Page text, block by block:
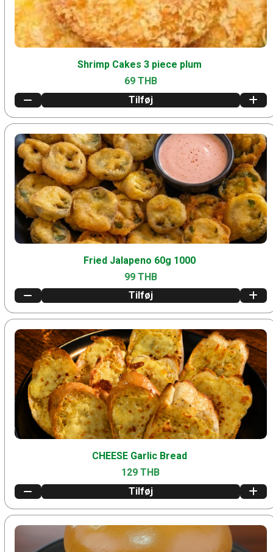
Shrimp Cakes 3 piece plum
69 THB
Tilføj
Fried Jalapeno 60g 1000
99 THB
Tilføj
CHEESE Garlic Bread
129 THB
Tilføj